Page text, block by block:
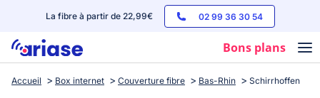
La fibre à partir de 22,99€ 02 99 36 30 54
Bons plans
Box internet
Accueil Box internet Couverture fibre Bas-Rhin Schirrhoffen